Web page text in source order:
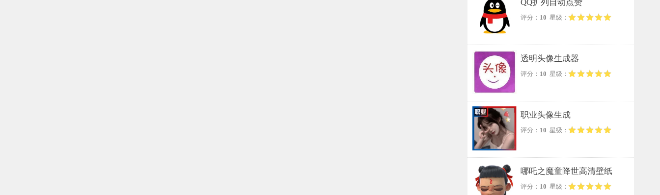
QQ扩列自动点赞
评分： 10 星级：
透明头像生成器
评分： 10 星级：
职业头像生成
评分： 10 星级：
哪吒之魔童降世高清壁纸
评分： 10 星级：